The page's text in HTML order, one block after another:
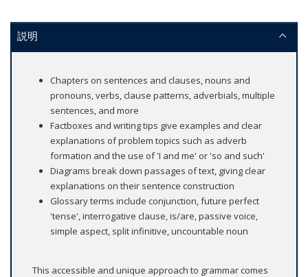
説明
Chapters on sentences and clauses, nouns and
pronouns, verbs, clause patterns, adverbials, multiple
sentences, and more
Factboxes and writing tips give examples and clear
explanations of problem topics such as adverb
formation and the use of 'I and me' or 'so and such'
Diagrams break down passages of text, giving clear
explanations on their sentence construction
Glossary terms include conjunction, future perfect
'tense', interrogative clause, is/are, passive voice,
simple aspect, split infinitive, uncountable noun
This accessible and unique approach to grammar comes